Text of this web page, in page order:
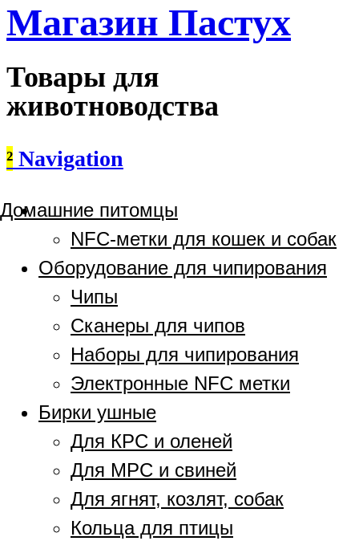
Магазин Пастух
Товары для
животноводства
² Navigation
Домашние питомцы
NFC-метки для кошек и собак
Оборудование для чипирования
Чипы
Сканеры для чипов
Наборы для чипирования
Электронные NFC метки
Бирки ушные
Для КРС и оленей
Для МРС и свиней
Для ягнят, козлят, собак
Кольца для птицы